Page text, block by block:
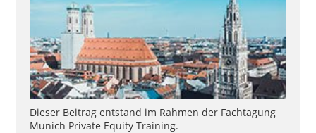
Dieser Beitrag entstand im Rahmen der Fachtagung
Munich Private Equity Training.